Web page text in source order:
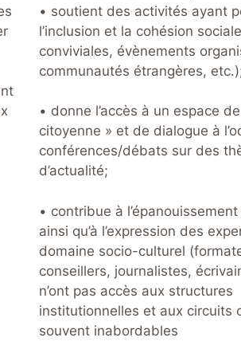
• soutient des activités ayant
l’inclusion et la cohésion
conviviales, évènements
communautés étrangères,
• donne l’accès à un espace
citoyenne » et de dialogue à
conférences/débats sur des
d’actualité;
• contribue à
ainsi qu’à l’expression des
domaine socio-culturel
conseillers, journalistes,
n’ont pas accès aux structures
institutionnelles et aux circuits
souvent inabordables